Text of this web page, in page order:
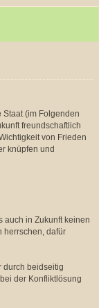
Staat (im Folgenden
freundschaftlich
von Frieden
knüpfen und
auch in Zukunft keinen
herrschen, dafür
durch beidseitig
der Konfliktlösung